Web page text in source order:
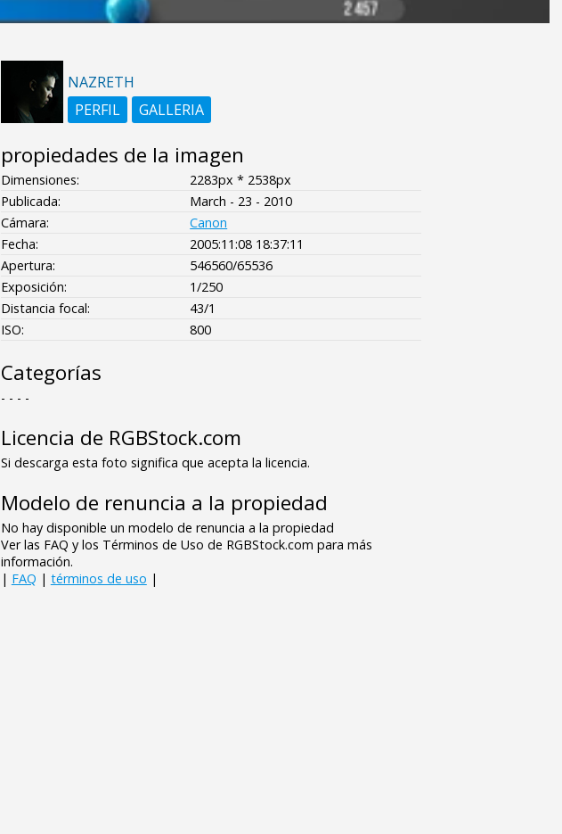
NAZRETH
PERFIL
GALLERIA
propiedades de la imagen
Dimensiones:
2283px * 2538px
Publicada:
March - 23 - 2010
Cámara:
Canon
Fecha:
2005:11:08 18:37:11
Apertura:
546560/65536
Exposición:
1/250
Distancia focal:
43/1
ISO:
800
Categorías
- - - -
Licencia de RGBStock.com
Si descarga esta foto significa que acepta la licencia.
Modelo de renuncia a la propiedad
No hay disponible un modelo de renuncia a la propiedad
Ver las FAQ y los Términos de Uso de RGBStock.com para más
información.
| FAQ | términos de uso |